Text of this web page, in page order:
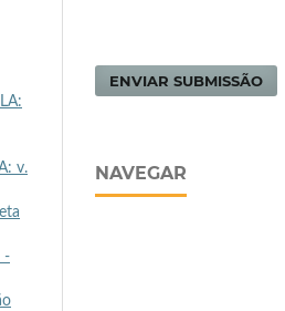
v.
-
ENVIAR SUBMISSÃO
NAVEGAR